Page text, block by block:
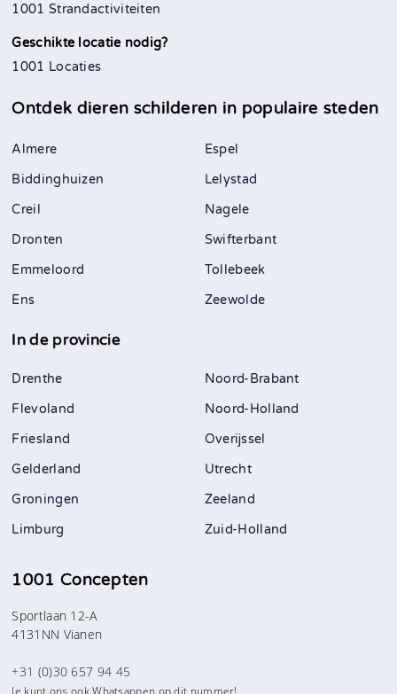
1001 Strandactiviteiten
Geschikte locatie nodig?
1001 Locaties
Ontdek dieren schilderen in populaire steden
Almere
Biddinghuizen
Creil
Dronten
Emmeloord
Ens
Espel
Lelystad
Nagele
Swifterbant
Tollebeek
Zeewolde
In de provincie
Drenthe
Flevoland
Friesland
Gelderland
Groningen
Limburg
Noord-Brabant
Noord-Holland
Overijssel
Utrecht
Zeeland
Zuid-Holland
1001 Concepten
Sportlaan 12-A
4131NN Vianen
+31 (0)30 657 94 45
Je kunt ons ook Whatsappen op dit nummer!